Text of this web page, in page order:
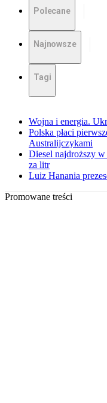
Polecane
Najnowsze
Tagi
Wojna i energia.
Polska płaci
Australijczykami
Diesel najdroższy
za litr
Luiz Hanania
Promowane treści